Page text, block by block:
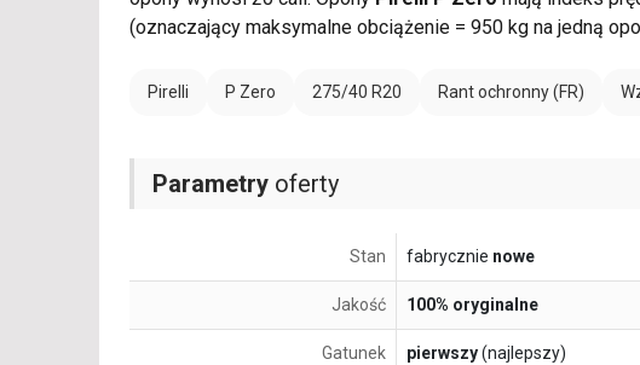
(oznaczający maksymalne obciążenie = 950 kg na jedną
Pirelli P Zero 275/40 R20 Rant ochronny (FR)
Parametry oferty
Stan fabrycznie nowe
Jakość 100% oryginalne
Gatunek pierwszy(najlepszy)